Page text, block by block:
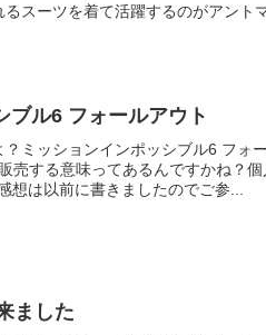
スーツを着て活躍するのがアント
ブル6 フォールアウト
ミッションインポッシブル6 フォ
売する意味ってあるんですかね？
想は以前に書きましたのでご参...
ました